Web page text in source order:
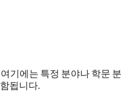
기에는 특정 분야나 학문
됩니다.